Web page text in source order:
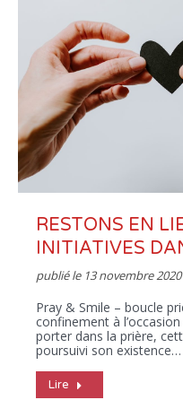
RESTONS EN
INITIATIVES
publié le 13 novembre 2020
Pray & Smile – boucle
confinement à l’occasion
porter dans la prière,
poursuivi son existence…
Lire